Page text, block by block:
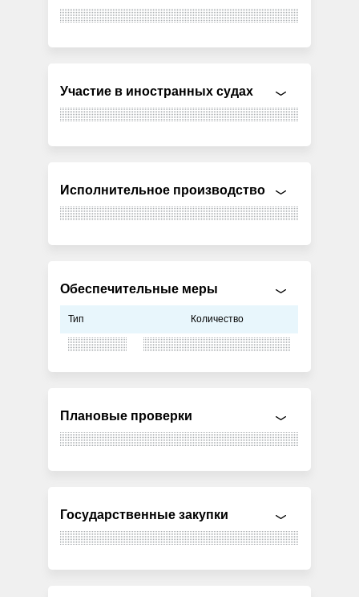
Участие в иностранных судах
Исполнительное производство
Обеспечительные меры
Тип Количество
Плановые проверки
Государственные закупки